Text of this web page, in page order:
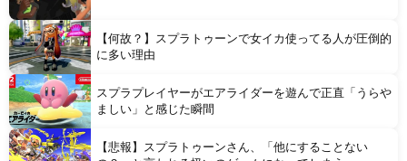
【何故？】スプラトゥーンで女イカ使ってる人が圧倒的
に多い理由
スプラプレイヤーがエアライダーを遊んで正直「うらや
ましい」と感じた瞬間
【悲報】スプラトゥーンさん、「他にすることない